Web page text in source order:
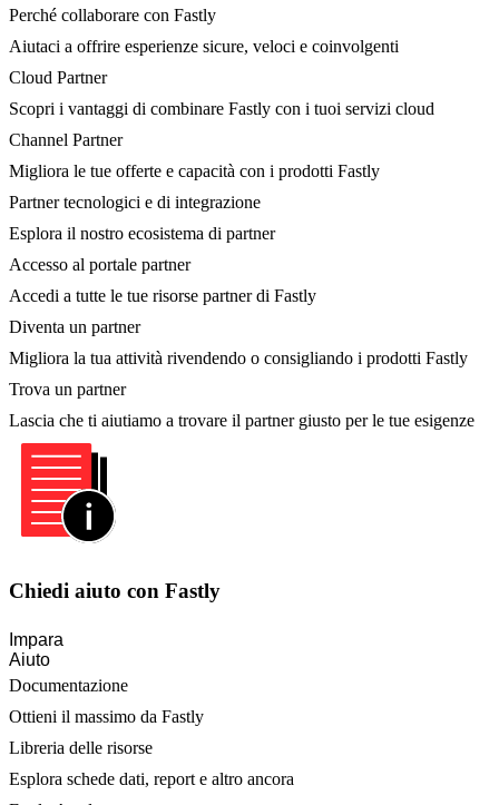
Perché collaborare con Fastly
Aiutaci a offrire esperienze sicure, veloci e coinvolgenti
Cloud Partner
Scopri i vantaggi di combinare Fastly con i tuoi servizi cloud
Channel Partner
Migliora le tue offerte e capacità con i prodotti Fastly
Partner tecnologici e di integrazione
Esplora il nostro ecosistema di partner
Accesso al portale partner
Accedi a tutte le tue risorse partner di Fastly
Diventa un partner
Migliora la tua attività rivendendo o consigliando i prodotti Fastly
Trova un partner
Lascia che ti aiutiamo a trovare il partner giusto per le tue esigenze
Chiedi aiuto con Fastly
Impara
Aiuto
Documentazione
Ottieni il massimo da Fastly
Libreria delle risorse
Esplora schede dati, report e altro ancora